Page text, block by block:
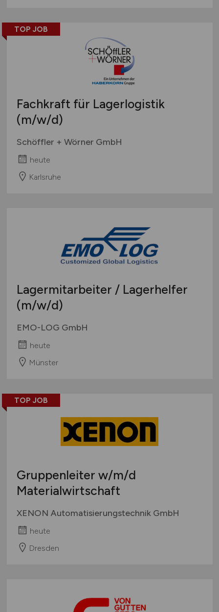
TOP JOB
Fachkraft für Lagerlogistik
(m/w/d)
Schöffler + Wörner GmbH
heute
Karlsruhe
Lagermitarbeiter / Lagerhelfer
(m/w/d)
EMO-LOG GmbH
heute
Münster
TOP JOB
Gruppenleiter w/m/d
Materialwirtschaft
XENON Automatisierungstechnik GmbH
heute
Dresden